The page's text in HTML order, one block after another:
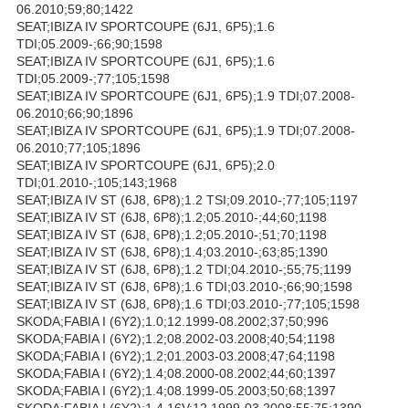
06.2010;59;80;1422
SEAT;IBIZA IV SPORTCOUPE (6J1, 6P5);1.6
TDI;05.2009-;66;90;1598
SEAT;IBIZA IV SPORTCOUPE (6J1, 6P5);1.6
TDI;05.2009-;77;105;1598
SEAT;IBIZA IV SPORTCOUPE (6J1, 6P5);1.9 TDI;07.2008-
06.2010;66;90;1896
SEAT;IBIZA IV SPORTCOUPE (6J1, 6P5);1.9 TDI;07.2008-
06.2010;77;105;1896
SEAT;IBIZA IV SPORTCOUPE (6J1, 6P5);2.0
TDI;01.2010-;105;143;1968
SEAT;IBIZA IV ST (6J8, 6P8);1.2 TSI;09.2010-;77;105;1197
SEAT;IBIZA IV ST (6J8, 6P8);1.2;05.2010-;44;60;1198
SEAT;IBIZA IV ST (6J8, 6P8);1.2;05.2010-;51;70;1198
SEAT;IBIZA IV ST (6J8, 6P8);1.4;03.2010-;63;85;1390
SEAT;IBIZA IV ST (6J8, 6P8);1.2 TDI;04.2010-;55;75;1199
SEAT;IBIZA IV ST (6J8, 6P8);1.6 TDI;03.2010-;66;90;1598
SEAT;IBIZA IV ST (6J8, 6P8);1.6 TDI;03.2010-;77;105;1598
SKODA;FABIA I (6Y2);1.0;12.1999-08.2002;37;50;996
SKODA;FABIA I (6Y2);1.2;08.2002-03.2008;40;54;1198
SKODA;FABIA I (6Y2);1.2;01.2003-03.2008;47;64;1198
SKODA;FABIA I (6Y2);1.4;08.2000-08.2002;44;60;1397
SKODA;FABIA I (6Y2);1.4;08.1999-05.2003;50;68;1397